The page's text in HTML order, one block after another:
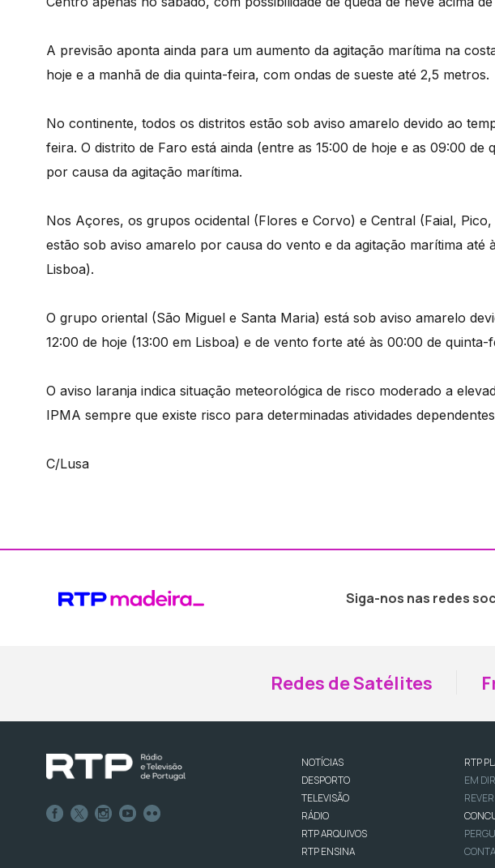
A previsão aponta ainda para um aumento da agitação marítima na
hoje e a manhã de dia quinta-feira, com ondas de sueste até 2,5 metros.
No continente, todos os distritos estão sob aviso amarelo devido ao
feira. O distrito de Faro está ainda (entre as 15:00 de hoje e as 09:00 de
por causa da agitação marítima.
Nos Açores, os grupos ocidental (Flores e Corvo) e Central (Faial,
estão sob aviso amarelo por causa do vento e da agitação marítima até
Lisboa).
O grupo oriental (São Miguel e Santa Maria) está sob aviso amarelo
12:00 de hoje (13:00 em Lisboa) e de vento forte até às 00:00 de quinta-
O aviso laranja indica situação meteorológica de risco moderado a
IPMA sempre que existe risco para determinadas atividades
C/Lusa
Siga-nos nas redes
Redes de Satélites
NOTÍCIAS
DESPORTO
TELEVISÃO
RÁDIO
RTP ARQUIVOS
RTP ENSINA
RTP
EM